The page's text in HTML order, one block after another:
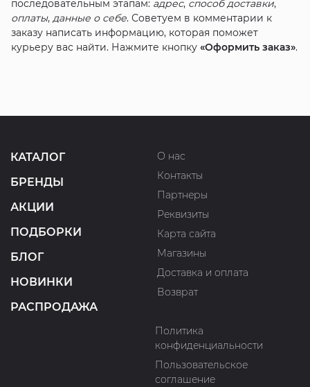
последовательным этапам: адрес, способ доставки,
оплаты, данные о себе. Советуем в комментарии к
заказу написать информацию, которая поможет
курьеру вас найти. Нажмите кнопку «Оформить заказ».
КАТАЛОГ
БРЕНДЫ
АКЦИИ
ПОДБОРКИ
БЛОГ
НОВИНКИ
РАСПРОДАЖА
О нас
Контакты
Партнеры
Реквизиты
Карта сайта
Магазины
Доставка и оплата
Возврат
Политика
конфиденциальности
Пользовательское
соглашение